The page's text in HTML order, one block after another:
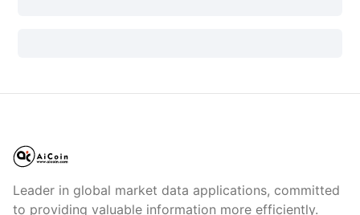
Leader in global market data applications, committed
to providing valuable information more efficiently.